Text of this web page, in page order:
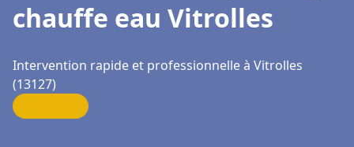
chauffe eau Vitrolles
Intervention rapide et professionnelle à Vitrolles
(13127)